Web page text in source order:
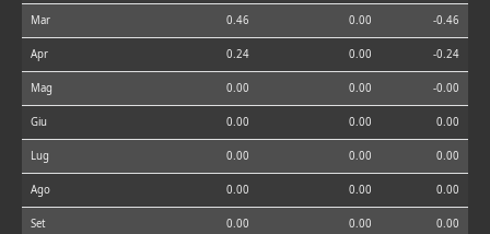
Mar 0.46 0.00 -0.46
Apr 0.24 0.00 -0.24
Mag 0.00 0.00 -0.00
Giu 0.00 0.00 0.00
Lug 0.00 0.00 0.00
Ago 0.00 0.00 0.00
Set 0.00 0.00 0.00